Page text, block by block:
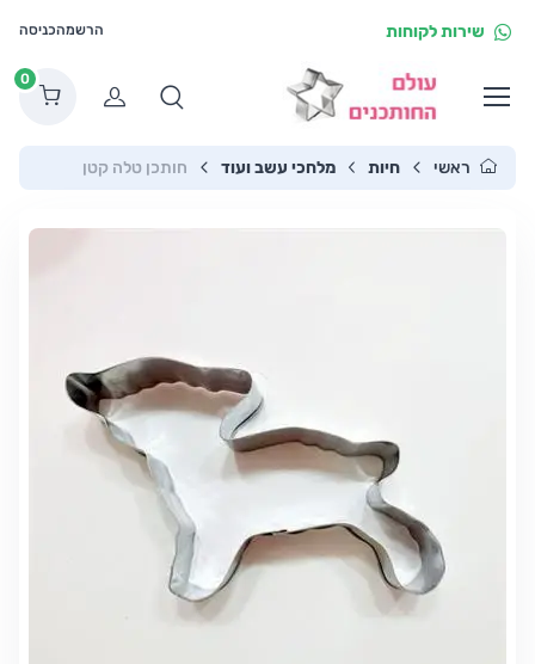
שירות לקוחות הרשמהכניסה
הרשמה
0
ראשי חיות מלחכי עשב ועוד חותכן טלה קטן